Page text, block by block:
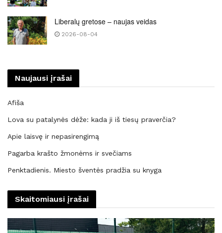
Liberalų gretose – naujas veidas
2026-08-04
Naujausi įrašai
Afiša
Lova su patalynės dėže: kada ji iš tiesų praverčia?
Apie laisvę ir nepasirengimą
Pagarba krašto žmonėms ir svečiams
Penktadienis. Miesto šventės pradžia su knyga
Skaitomiausi įrašai